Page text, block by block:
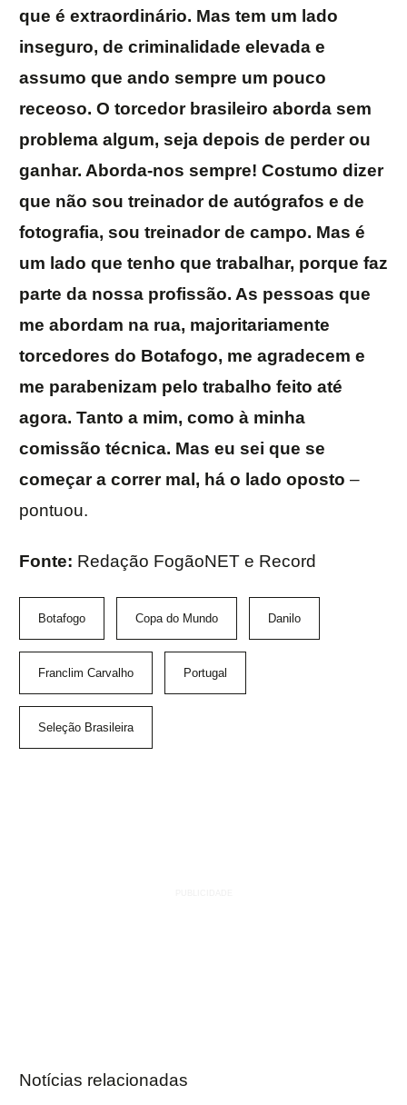
que é extraordinário. Mas tem um lado
inseguro, de criminalidade elevada e
assumo que ando sempre um pouco
receoso. O torcedor brasileiro aborda sem
problema algum, seja depois de perder ou
ganhar. Aborda-nos sempre! Costumo dizer
que não sou treinador de autógrafos e de
fotografia, sou treinador de campo. Mas é
um lado que tenho que trabalhar, porque faz
parte da nossa profissão. As pessoas que
me abordam na rua, majoritariamente
torcedores do Botafogo, me agradecem e
me parabenizam pelo trabalho feito até
agora. Tanto a mim, como à minha
comissão técnica. Mas eu sei que se
começar a correr mal, há o lado oposto –
pontuou.
Fonte: Redação FogãoNET e Record
Botafogo Copa do Mundo Danilo
Franclim Carvalho Portugal
Seleção Brasileira
Notícias relacionadas